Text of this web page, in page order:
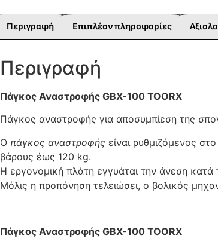
Περιγραφή Επιπλέον πληροφορίες
Περιγραφή
Πάγκος Αναστροφής GBX-100 TOORX
Πάγκος αναστροφής για αποσυμπίεση της
Ο πάγκος αναστροφής είναι ρυθμιζόμενος
βάρους έως 120 kg.
Η εργονομική πλάτη εγγυάται την άνεση κατά
Μόλις η προπόνηση τελειώσει, ο βολικός
Πάγκος Αναστροφής GBX-100 TOORX